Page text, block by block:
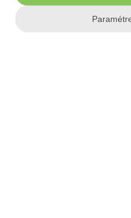
Conditions généralesConditions
Politique de